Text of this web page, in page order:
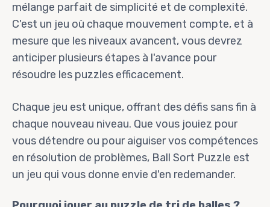
mélange parfait de simplicité et de complexité.
C'est un jeu où chaque mouvement compte, et à
mesure que les niveaux avancent, vous devrez
anticiper plusieurs étapes à l'avance pour
résoudre les puzzles efficacement.
Chaque jeu est unique, offrant des défis sans fin à
chaque nouveau niveau. Que vous jouiez pour
vous détendre ou pour aiguiser vos compétences
en résolution de problèmes, Ball Sort Puzzle est
un jeu qui vous donne envie d'en redemander.